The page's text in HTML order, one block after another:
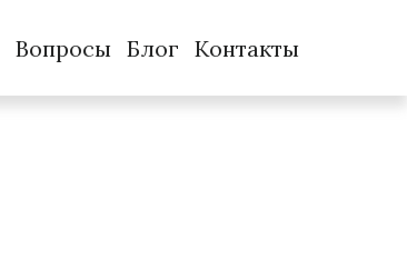
Вопросы Блог Контакты